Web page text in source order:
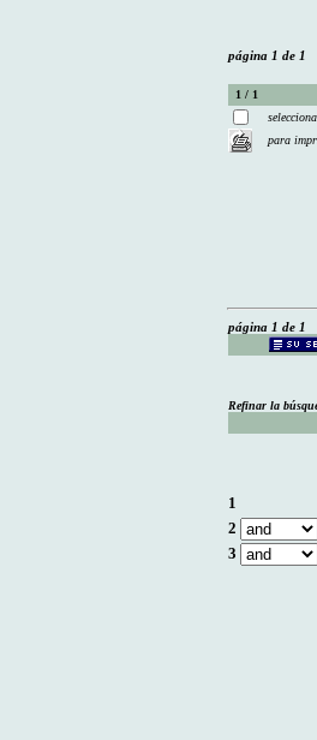
página 1 de 1
1 / 1
selecciona
para
página 1 de 1
Refinar la
1
2
3